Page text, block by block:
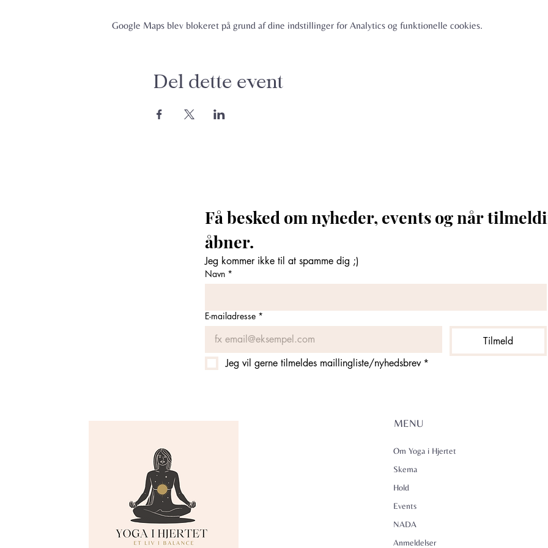
Google Maps blev blokeret på grund af dine indstillinger for Analytics og funktionelle cookies.
Del dette event
Få besked om nyheder, events og når
Jeg kommer ikke til at spamme dig ;)
Navn *
E-mailadresse *
Tilmeld
Jeg vil gerne tilmeldes maillingliste/nyhedsbrev *
MENU
Om Yoga i Hjertet
Skema
Hold
Events
NADA
Anmeldelser